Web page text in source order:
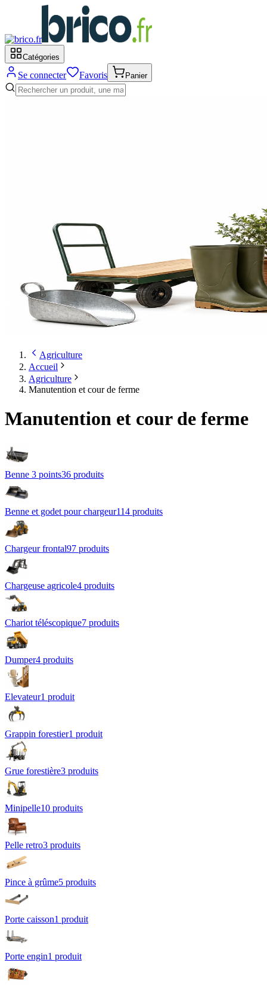
Catégories
Se connecter Favoris Panier
Agriculture
Accueil
Agriculture
Manutention et cour de ferme
Manutention et cour de ferme
Benne 3 points36 produits
Benne et godet pour chargeur114 produits
Chargeur frontal97 produits
Chargeuse agricole4 produits
Chariot téléscopique7 produits
Dumper4 produits
Elevateur1 produit
Grappin forestier1 produit
Grue forestière3 produits
Minipelle10 produits
Pelle retro3 produits
Pince à grûme5 produits
Porte caisson1 produit
Porte engin1 produit